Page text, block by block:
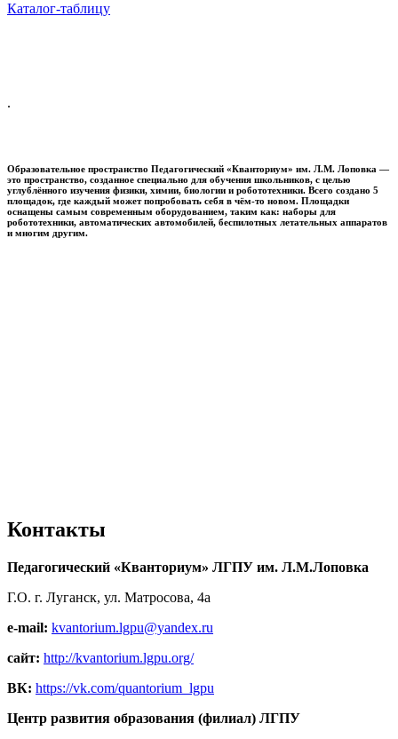
Каталог-таблицу
.
Образовательное пространство Педагогический «Кванториум» им. Л.М. Лоповка —
это пространство, созданное специально для обучения школьников, с целью
углублённого изучения физики, химии, биологии и робототехники. Всего создано 5
площадок, где каждый может попробовать себя в чём-то новом. Площадки
оснащены самым современным оборудованием, таким как: наборы для
робототехники, автоматических автомобилей, беспилотных летательных аппаратов
и многим другим.
Контакты
Педагогический «Кванториум» ЛГПУ им. Л.М.Лоповка
Г.О. г. Луганск, ул. Матросова, 4а
e-mail: kvantorium.lgpu@yandex.ru
сайт: http://kvantorium.lgpu.org/
ВК: https://vk.com/quantorium_lgpu
Центр развития образования (филиал) ЛГПУ